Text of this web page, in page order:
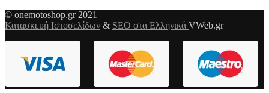
© onemotoshop.gr 2021
Κατασκευή Ιστοσελίδων & SEO στα Ελληνικά VWeb.gr